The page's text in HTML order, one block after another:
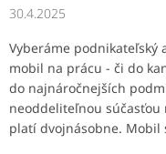
30.4.2025
Vyberáme podnikateľský
mobil na prácu - či do
do najnáročnejších
neoddeliteľnou súčasťou
platí dvojnásobne. Mobil